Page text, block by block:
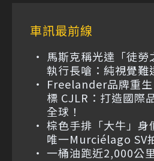
車訊最前線
馬斯克稱光達「徒
執行長嗆：純視覺難
Freelander品牌重
標 CJLR：打造國際
全球！
棕色手排「大牛」身
唯一Murciélago SV
一桶油跑近2,000公